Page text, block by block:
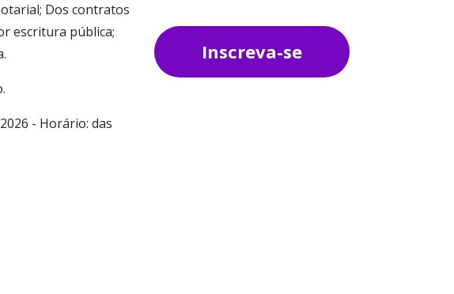
Dos contratos
escritura pública;
- Horário: das
Inscreva-se